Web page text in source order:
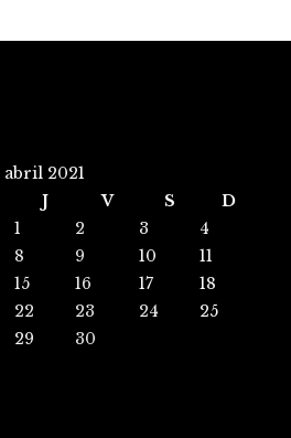
abril 2021
J V S
D
1
2 3
4
8 9 10
11
15 16 17
18
22 23 24
25
29 30